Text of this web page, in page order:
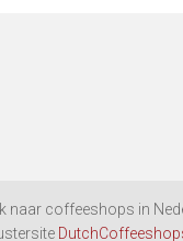
naar coffeeshops in